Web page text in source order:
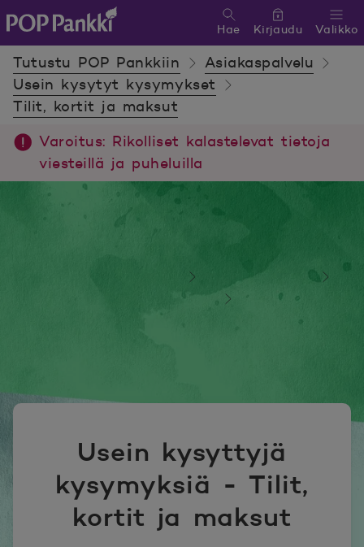
POP Pankki, etusivulle
Valikko
Hae Kirjaudu
Tutustu POP Pankkiin
Asiakaspalvelu
Usein kysytyt kysymykset
Tilit, kortit ja maksut
Varoitus: Rikolliset kalastelevat tietoja
viesteillä ja puheluilla
Asiakaspalvelu
Usein kysytyt kysymykset
Usein kysyttyjä
kysymyksiä - Tilit,
kortit ja maksut